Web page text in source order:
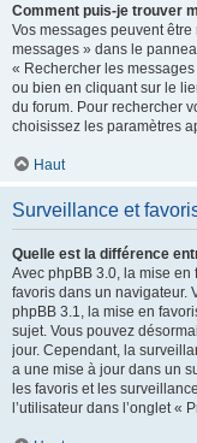
Comment puis-je trouver
Vos messages peuvent
messages » dans le
« Rechercher les
ou bien en cliquant sur le
du forum. Pour rechercher
choisissez les paramètres
Haut
Surveillance et
Quelle est la différence
Avec phpBB 3.0, la mise en
favoris dans un navigateur.
phpBB 3.1, la mise en
sujet. Vous pouvez
jour. Cependant, la
a une mise à jour dans un
les favoris et les
l’utilisateur dans l’onglet «